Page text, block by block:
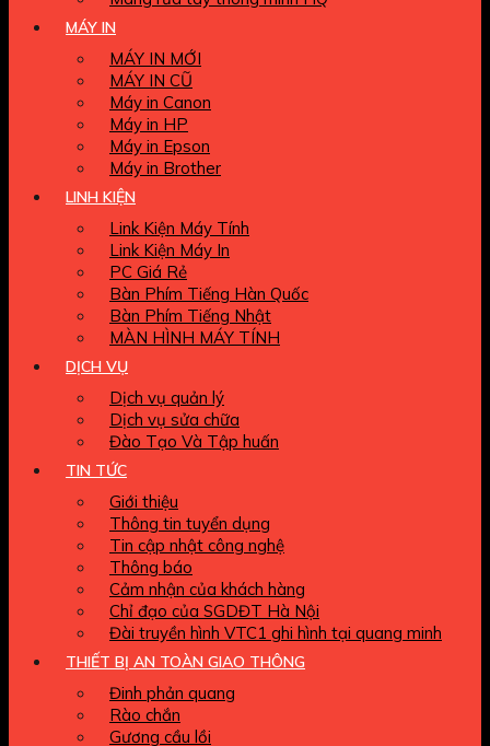
MÁY IN
MÁY IN MỚI
MÁY IN CŨ
Máy in Canon
Máy in HP
Máy in Epson
Máy in Brother
LINH KIỆN
Link Kiện Máy Tính
Link Kiện Máy In
PC Giá Rẻ
Bàn Phím Tiếng Hàn Quốc
Bàn Phím Tiếng Nhật
MÀN HÌNH MÁY TÍNH
DỊCH VỤ
Dịch vụ quản lý
Dịch vụ sửa chữa
Đào Tạo Và Tập huấn
TIN TỨC
Giới thiệu
Thông tin tuyển dụng
Tin cập nhật công nghệ
Thông báo
Cảm nhận của khách hàng
Chỉ đạo của SGDĐT Hà Nội
Đài truyền hình VTC1 ghi hình tại quang minh
THIẾT BỊ AN TOÀN GIAO THÔNG
Đinh phản quang
Rào chắn
Gương cầu lồi